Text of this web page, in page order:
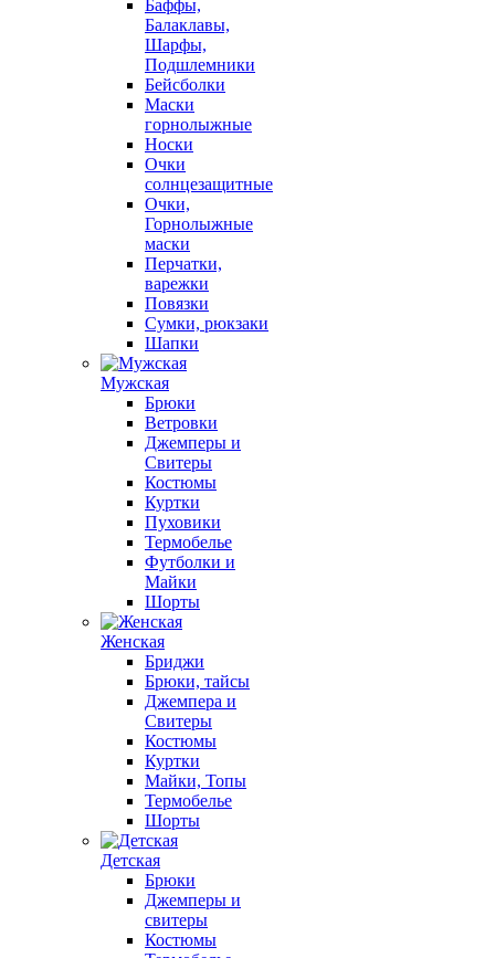
Баффы,
Балаклавы,
Шарфы,
Подшлемники
Бейсболки
Маски
горнолыжные
Носки
Очки
солнцезащитные
Очки,
Горнолыжные
маски
Перчатки,
варежки
Повязки
Сумки, рюкзаки
Шапки
Мужская
Брюки
Ветровки
Джемперы и
Свитеры
Костюмы
Куртки
Пуховики
Термобелье
Футболки и
Майки
Шорты
Женская
Бриджи
Брюки, тайсы
Джемпера и
Свитеры
Костюмы
Куртки
Майки, Топы
Термобелье
Шорты
Детская
Брюки
Джемперы и
свитеры
Костюмы